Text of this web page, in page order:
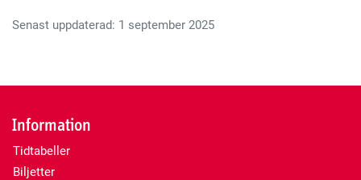
Senast uppdaterad: 1 september 2025
Information
Tidtabeller
Biljetter